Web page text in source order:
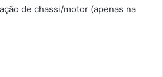
de chassi/motor (apenas na